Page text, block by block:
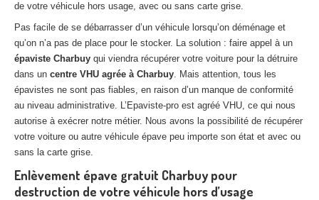
les secteurs
CENTRE VHU AGRÉE
Centreagréé VHU Paris 75 : casse auto avec destruction
Centreagréé VHU 77 : casse auto avec destruction
Centreagréé VHU 78 : casse auto avec destruction
Centreagréé VHU 91 : casse auto avec destruction
Centreagréé VHU 92 : casse auto avec destruction
de votre véhicule hors usage, avec ou sans carte grise.
Pas facile de se débarrasser d’un véhicule lorsqu’on déménage et
qu’on n’a pas de place pour le stocker. La solution : faire appel à un
épaviste Charbuy qui viendra récupérer votre voiture pour la détruire
dans un centre VHU agrée à Charbuy. Mais attention, tous les
épavistes ne sont pas fiables, en raison d’un manque de conformité
au niveau administrative. L’Epaviste-pro est agréé VHU, ce qui nous
autorise à exécrer notre métier. Nous avons la possibilité de récupérer
votre voiture ou autre véhicule épave peu importe son état et avec ou
sans la carte grise.
Enlèvement épave gratuit Charbuy pour
destruction de votre véhicule hors d’usage